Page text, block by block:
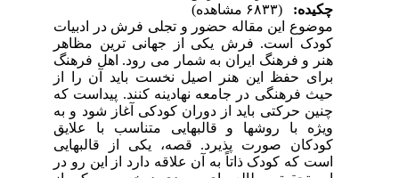
چکیده:
موضوع این مقاله حضور و تجلی فرش در ادبیات
کودک است. فرش یکی از جهانی ترین مظاهر
هنر و فرهنگ ایران به شمار می رود. اهل فرهنگ
برای حفظ این هنر اصیل نخست باید آن را از
حیث فرهنگی در جامعه نهادینه کنند. پیداست که
چنین حرکتی باید از دوران کودکی آغاز شود و به
ویژه با روشها و قالبهایی متناسب با علایق
کودکان صورت پذیرد. قصه،‌ یکی از قالبهایی
است که کودک ذاتاً ‌به آن علاقه دارد از این رو در